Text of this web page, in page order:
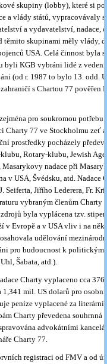
skupiny (lobby), které si
a vlády států, vypracovávaly
a vydavatelství, nadace,
těmito skupinami měly vlády,
USA. Celá činnost byla
byli KGB vybráni lidé z
(od r. 1987 to bylo 13. odd.
s Chartou 77 pověřen
pro soukromou potřebu
Charty 77 ve Stockholmu zeť
prostředky pocházely
Rotary-klubu, Jewish
nadace při
v USA, Švédsku, atd. Nadace
Jiřího Lederera, Fr.
vybraným členům Charty
byla vyplácena tzv.
v Evropě a v USA vliv i na
udělování
pro budoucnost k politickým
Šabata, atd.).
Charty vyplaceno cca 376
mil. US dolarů pro
peníze vyplacené za literární
Charty převedena souhrnná
advokátními
Charty 77.
registraci od FMV a od